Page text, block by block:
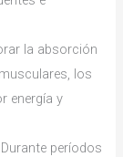
la absorción
los
energía y
Durante períodos